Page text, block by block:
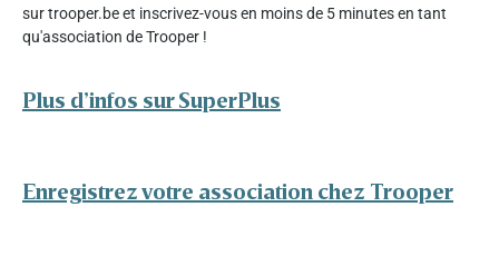
sur trooper.be et inscrivez-vous en moins de 5 minutes en tant
qu'association de Trooper !
Plus d’infos sur SuperPlus
Enregistrez votre association chez Trooper